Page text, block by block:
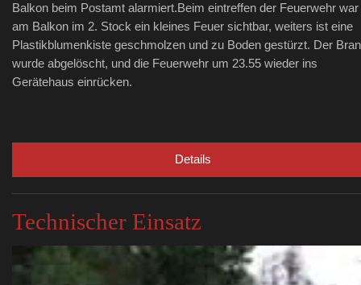
Balkon beim Postamt alarmiert.Beim eintreffen der Feuerwehr war
am Balkon im 2. Stock ein kleines Feuer sichtbar, weiters ist eine
Plastikblumenkiste geschmolzen und zu Boden gestürzt. Der
wurde abgelöscht, und die Feuerwehr um 23.55 wieder ins
Gerätehaus einrücken.
Details
Technischer Einsatz